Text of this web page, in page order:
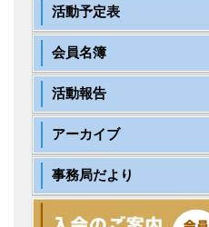
活動予定表
会員名簿
活動報告
アーカイブ
事務局だより